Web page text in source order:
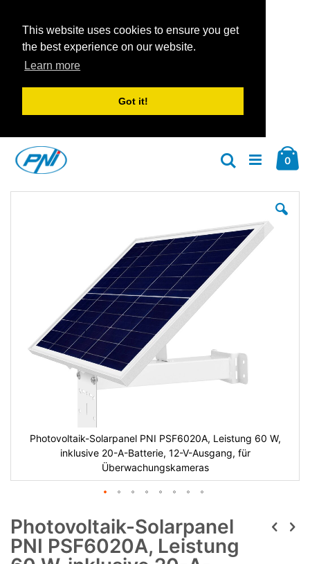
This website uses cookies to ensure you get
the best experience on our website.
Learn more
Got it!
Inhalt
springen
0
Suche
Photovoltaik-Solarpanel PNI PSF6020A, Leistung 60 W,
inklusive 20-A-Batterie, 12-V-Ausgang, für
Überwachungskameras
Photovoltaik-Solarpanel
PNI PSF6020A, Leistung